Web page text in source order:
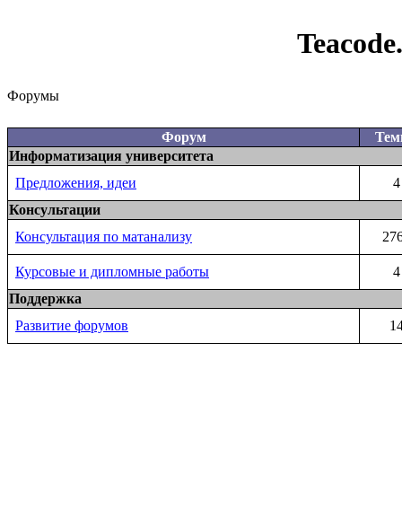
Форумы
Форум
Информатизация университета
Предложения, идеи
4
Консультации
Консультация по матанализу
Курсовые и дипломные работы
4
Поддержка
Развитие форумов